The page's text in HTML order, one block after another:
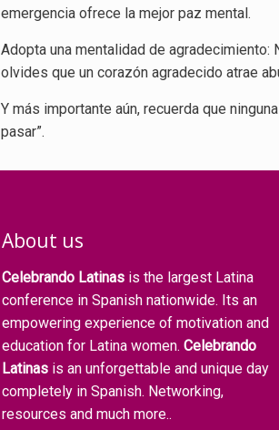
emergencia ofrece la mejor paz mental.
Adopta una mentalidad de
olvides que un corazón agradecido atrae
Y más importante aún, recuerda que
pasar”.
About us
Celebrando Latinas is the largest Latina
conference in Spanish nationwide. Its an
empowering experience of motivation and
education for Latina women. Celebrando
Latinas is an unforgettable and unique day
completely in Spanish. Networking,
resources and much more..